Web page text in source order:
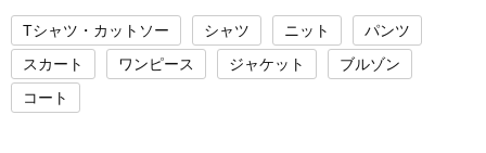
Tシャツ・カットソー シャツ ニット
パンツ
スカート
ワンピース ジャケット
ブルゾン
コート